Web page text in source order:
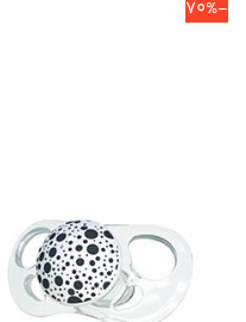
-70%